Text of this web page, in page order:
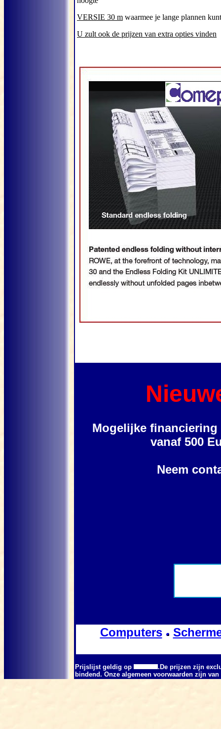
VERSIE 30 m waarmee je lange plannen
U zult ook de prijzen van extra opties vinden
Mogelijke financiering
vanaf 500
Neem
Computers
Prijslijst geldig op
.De prijzen zijn
bindend. Onze algemeen voorwaarden zijn